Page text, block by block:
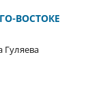
ВОСТОКЕ
Гуляева